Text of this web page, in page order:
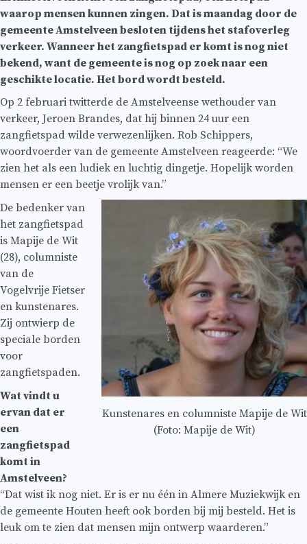
waarop mensen kunnen zingen. Dat is maandag door de
gemeente Amstelveen besloten tijdens het stafoverleg
verkeer. Wanneer het zangfietspad er komt is nog niet
bekend, want de gemeente is nog op zoek naar een
geschikte locatie. Het bord wordt besteld.
Op 2 februari twitterde de Amstelveense wethouder van
verkeer, Jeroen Brandes, dat hij binnen 24 uur een
zangfietspad wilde verwezenlijken. Rob Schippers,
woordvoerder van de gemeente Amstelveen reageerde: “We
zien het als een ludiek en luchtig dingetje. Hopelijk worden
mensen er een beetje vrolijk van.”
Kunstenares en columniste Mapije de Wit
(Foto: Mapije de Wit)
De bedenker van
het zangfietspad
is Mapije de Wit
(28), columniste
van de
Vogelvrije Fietser
en kunstenares.
Zij ontwierp de
speciale borden
voor
zangfietspaden.
Wat vindt u
ervan dat er
een
zangfietspad
komt in
Amstelveen?
“Dat wist ik nog niet. Er is er nu één in Almere Muziekwijk en
de gemeente Houten heeft ook borden bij mij besteld. Het is
leuk om te zien dat mensen mijn ontwerp waarderen.”